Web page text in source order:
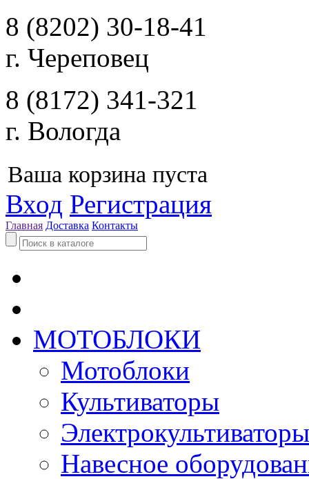
8 (8202) 30-18-41
г. Череповец
8 (8172) 341-321
г. Вологда
Ваша корзина пуста
Вход Регистрация
Главная Доставка Контакты
МОТОБЛОКИ
Мотоблоки
Культиваторы
Электрокультиваторы
Навесное